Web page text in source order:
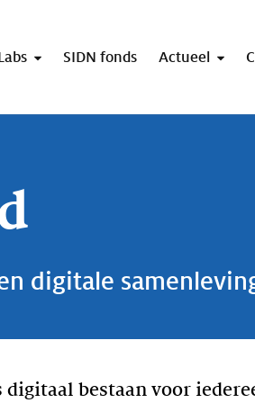
SIDN fonds Actueel
digitale
bestaan voor